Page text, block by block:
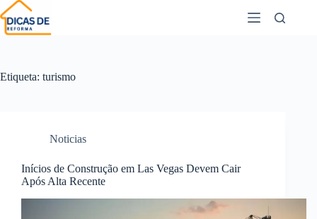
Etiqueta: turismo
Noticias
Inícios de Construção em Las Vegas Devem Cair
Após Alta Recente